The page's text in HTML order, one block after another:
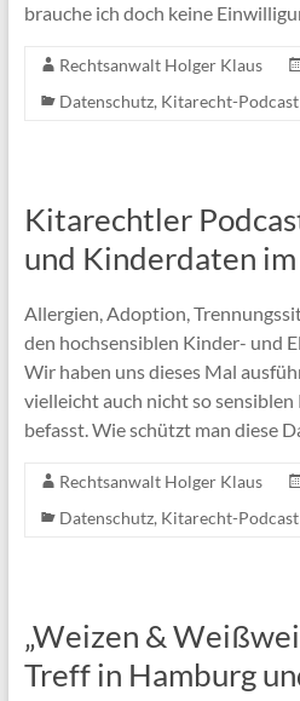
brauche ich doch keine
Rechtsanwalt Holger Klaus
Datenschutz, Kitarecht-Podcast
Kitarechtler
und Kinderdaten
Allergien, Adoption,
den hochsensiblen Kinder- und
Wir haben uns dieses Mal
vielleicht auch nicht so
befasst. Wie schützt man diese
Rechtsanwalt Holger Klaus
Datenschutz, Kitarecht-Podcast
„Weizen &
Treff in Hamburg